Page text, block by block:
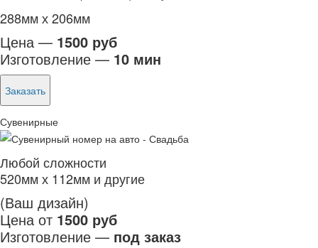
288мм х 206мм
Цена — 1500 руб
Изготовление — 10 мин
Заказать
Сувенирные
Любой сложности
520мм х 112мм и другие
(Ваш дизайн)
Цена от 1500 руб
Изготовление — под заказ